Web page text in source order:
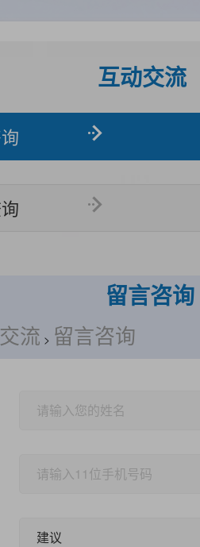
互动交流
留言咨询
流 > 留言咨询
建议